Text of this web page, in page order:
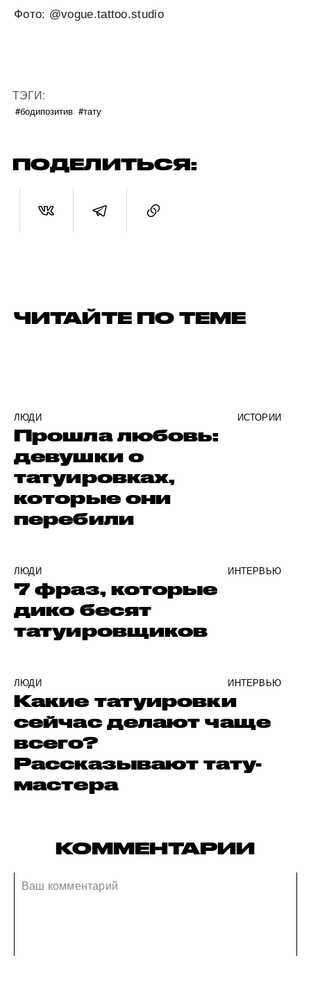
Фото: @vogue.tattoo.studio
ТЭГИ:
#бодипозитив #тату
ПОДЕЛИТЬСЯ:
ЧИТАЙТЕ ПО ТЕМЕ
ЛЮДИ ИСТОРИИ
Прошла любовь:
девушки о
татуировках,
которые они
перебили
ЛЮДИ ИНТЕРВЬЮ
7 фраз, которые
дико бесят
татуировщиков
ЛЮДИ ИНТЕРВЬЮ
Какие татуировки
сейчас делают чаще
всего?
Рассказывают тату-
мастера
КОММЕНТАРИИ